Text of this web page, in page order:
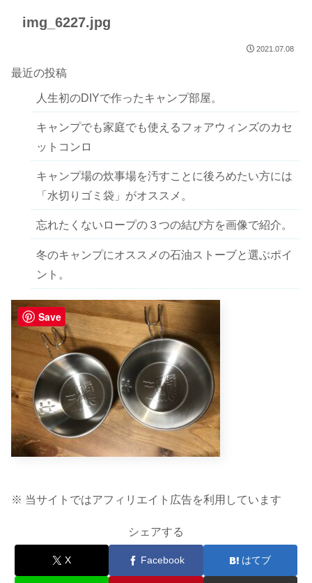
img_6227.jpg
2021.07.08
最近の投稿
人生初のDIYで作ったキャンプ部屋。
キャンプでも家庭でも使えるフォアウィンズのカセ
ットコンロ
キャンプ場の炊事場を汚すことに後ろめたい方には
「水切りゴミ袋」がオススメ。
忘れたくないロープの３つの結び方を画像で紹介。
冬のキャンプにオススメの石油ストーブと選ぶポイ
ント。
※ 当サイトではアフィリエイト広告を利用しています
シェアする
X Facebook はてブ
Save